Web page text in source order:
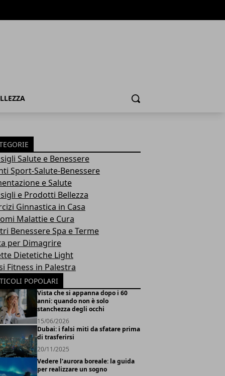
Cerca
Salute e Benessere
Sport-Salute-Benessere
e Salute
e Prodotti Bellezza
Ginnastica in Casa
Malattie e Cura
Benessere Spa e Terme
per Dimagrire
Dietetiche Light
Fitness in Palestra
POPOLARI
Vista che si appanna dopo i 60
anni: quando non è solo
stanchezza degli occhi
15/06/2026
Dubai: i falsi miti da sfatare prima
di trasferirsi
20/11/2025
Vedere l'aurora boreale: la guida
per realizzare un sogno